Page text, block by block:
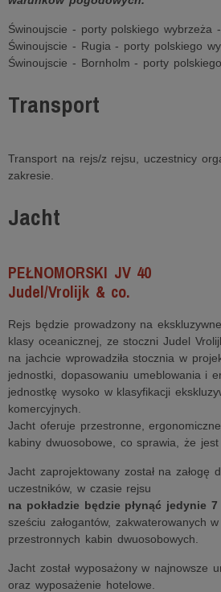
Świnoujscie - porty polskiego wybrzeża
Świnoujscie - Rugia - porty polskiego
Świnoujscie - Bornholm - porty
Transport
Transport na rejs/z rejsu, uczestnicy
zakresie.
Jacht
PEŁNOMORSKI JV 40
Judel/Vrolijk & co.
Rejs będzie prowadzony na
klasy oceanicznej, ze stoczni Judel
na jachcie wprowadziła stocznia w
jednostki, dopasowaniu umeblowania i
jednostkę wysoko w klasyfikacji
komercyjnych.
Jacht oferuje przestronne,
kabiny dwuosobowe, co sprawia, że jest
Jacht zaprojektowany został na załogę
uczestników, w czasie rejsu
na pokładzie będzie płynąć jedynie
sześciu załogantów, zakwaterowanych
przestronnych kabin dwuosobowych.
Jacht został wyposażony w najnowsze
oraz wyposażenie hotelowe.